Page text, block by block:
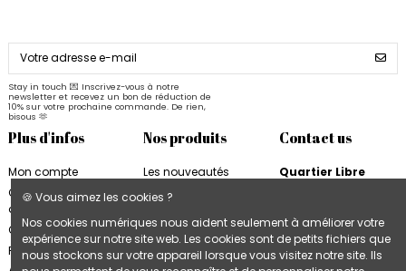
Stay in touch 💌 Inscrivez-vous à notre
newsletter et recevez un bon de réduction de
10% sur votre prochaine commande. De rien,
bisous 🫶
Plus d'infos
Mon compte
Conditions
d'utilisation
Contactez-nous
Plan du site
Nos produits
Les nouveautés
Blocs & Plannings
Quartier Libre
Cartes & Affiches
Contact us
Quartier Libre
31000 Toulouse
France
+33 9 74 97 02 06
🍪 Vous aimez les cookies ?
Nos cookies numériques nous aident seulement à améliorer votre
expérience sur notre site web. Les cookies sont de petits fichiers que
nous stockons sur votre appareil lorsque vous visitez notre site. Ils